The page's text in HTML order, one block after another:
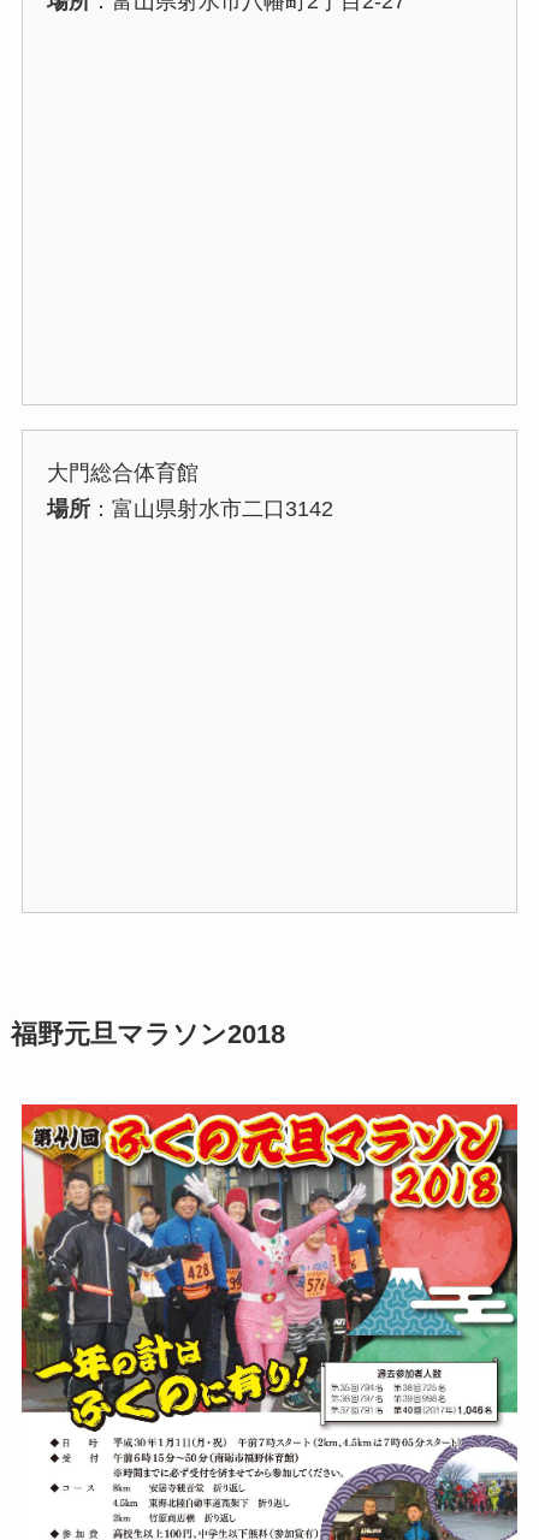
大門総合体育館
場所：富山県射水市二口3142
福野元旦マラソン2018